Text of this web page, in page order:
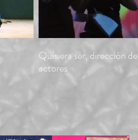
Quisiera ser, dirección de
actores